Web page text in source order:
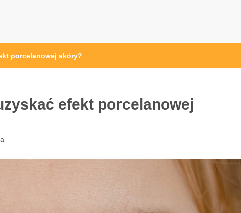
porcelanowej skóry?
efekt porcelanowej